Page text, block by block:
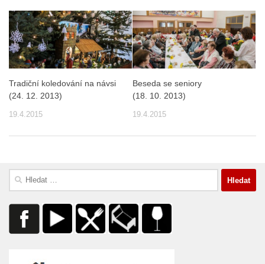
Tradiční koledování na návsi
(24. 12. 2013)
19.4.2015
Beseda se seniory
(18. 10. 2013)
19.4.2015
Vyhledávání